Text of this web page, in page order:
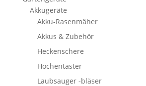
Akkugeräte
Akku-Rasenmäher
Akkus & Zubehör
Heckenschere
Hochentaster
Laubsauger -bläser